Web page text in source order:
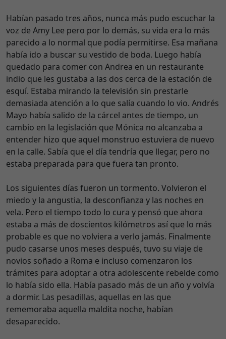
Habían pasado tres años, nunca más pudo escuchar la
voz de Amy Lee pero por lo demás, su vida era lo más
parecido a lo normal que podía permitirse. Esa mañana
había ido a buscar su vestido de boda. Luego había
quedado para comer con Andrea en un restaurante
indio que les gustaba a las dos cerca de la estación de
esquí. Estaba mirando la televisión sin prestarle
demasiada atención a lo que salía cuando lo vio. Andrés
Mayo había salido de la cárcel antes de tiempo, un
cambio en la legislación que Mónica no alcanzaba a
entender hizo que aquel monstruo estuviera de nuevo
en la calle. Sabía que el día tendría que llegar, pero no
estaba preparada para que fuera tan pronto.
Los siguientes días fueron un tormento. Volvieron el
miedo y la angustia, la desconfianza y las noches en
vela. Pero el tiempo todo lo cura y pensó que ahora
estaba a más de doscientos kilómetros así que lo más
probable es que no volviera a verlo jamás. Finalmente
pudo casarse unos meses después, tuvo su viaje de
novios soñado a Roma e incluso comenzaron los
trámites para adoptar a otra adolescente rebelde como
lo había sido ella. Había pasado más de un año y volvía
a dormir. Las pesadillas, aquellas en las que
rememoraba aquella maldita noche, habían
desaparecido.